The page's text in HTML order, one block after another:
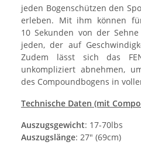
jeden Bogenschützen den
erleben. Mit ihm können
10 Sekunden von der
jeden, der auf
Zudem lässt sich das
unkompliziert abnehmen,
des Compoundbogens in
Technische Daten (mit
Auszugsgewicht: 17-70lbs
Auszugslänge: 27" (69cm)